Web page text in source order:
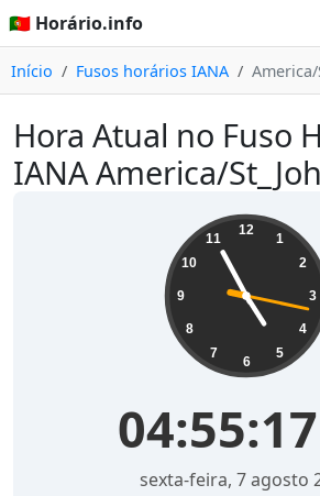
🇵🇹 Horário.info
Início Fusos horários IANA America/
Hora Atual no Fuso
IANA America/
12
1
2
3
4
5
6
7
8
9
10
11
04:55:18
sexta-feira, 7 agosto